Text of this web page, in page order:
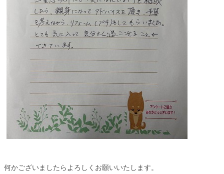
何かございましたらよろしくお願いいたします。